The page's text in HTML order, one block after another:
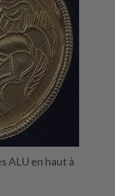
ALU en haut à